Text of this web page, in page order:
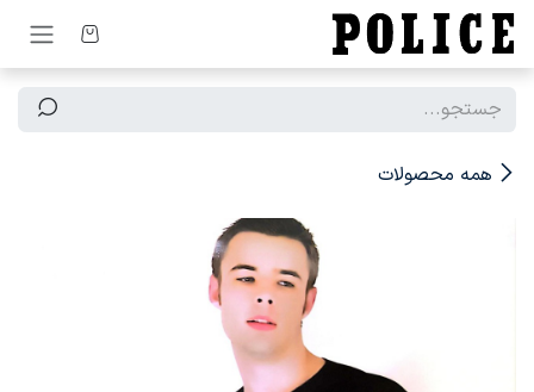
صرف نظر و مشاهده محتوا
همه محصولات